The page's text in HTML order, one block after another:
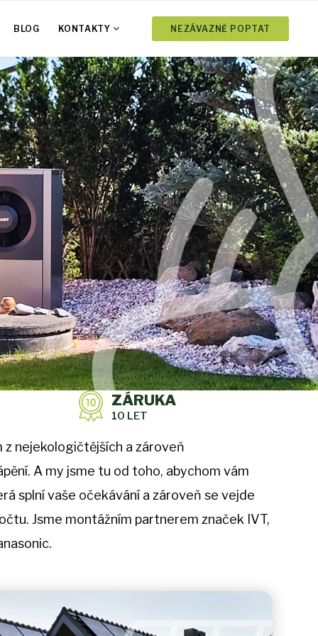
BLOG KONTAKTY NEZÁVAZNĚ POPTAT
ZÁRUKA
10 LET
z nejekologičtějších a zároveň
A my jsme tu od toho, abychom vám
splní vaše očekávání a zároveň se vejde
Jsme montážním partnerem značek IVT,